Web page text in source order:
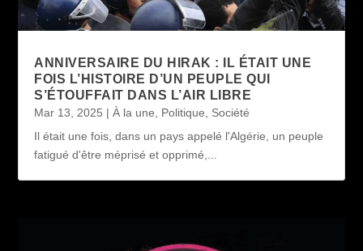
ANNIVERSAIRE DU HIRAK : IL ÉTAIT UNE
FOIS L’HISTOIRE D’UN PEUPLE QUI
S’ÉTOUFFAIT DANS L’AIR LIBRE
Mar 13, 2025 |À la une Politique
Société
Il était une fois, dans un pays appelé l'Algérie, un peuple
fatigué d'être méprisé et opprimé,...